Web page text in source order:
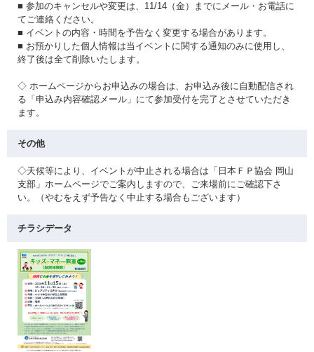
■ 参加のキャンセルや変更は、11/14（金）までにメール・お電話に
てご連絡ください。
■ イベントの内容・時間を予告なく変更する場合があります。
■ お預かりした個人情報は当イベントに関する通知のみに使用し、
終了後は全て削除いたします。
◇ ホームページからお申込みの場合は、お申込み後に自動配信され
る「申込み内容確認メール」にて参加受付を完了とさせていただき
ます。
その他
◇天候等により、イベントが中止される場合は「日本ＦＰ協会 岡山
支部」ホームページでご案内しますので、ご来場前にご確認下さ
い。（やむをえず予告なく中止する場合もございます）
チラシデータ